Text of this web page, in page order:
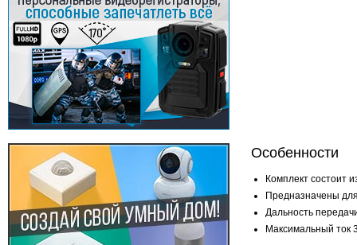
Особенности
Комплект состоит
Предназначены
Дальность
Максимальный ток